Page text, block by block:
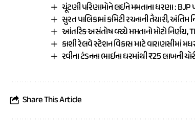
ચૂંટણી પરિણામોને લઈને મમતાના ધરણા : BJP
સુરત પાલિકામાં કમિટી રચનાની તૈયારી, અંતિમ
આંતરિક અસંતોષ વચ્ચે મમતાનો મોટો
કાશી રેલવે સ્ટેશન વિકાસ માટે વારાણસીમાં
રવીના ટંડનના ભાઈના ઘરમાંથી ₹25 લાખની
Share This Article